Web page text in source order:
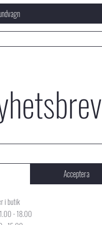
Acceptera
i butik
- 18.00